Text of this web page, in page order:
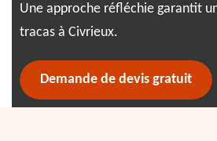
Une approche réfléchie garantit
tracas à Civrieux.
Demande de devis gratuit